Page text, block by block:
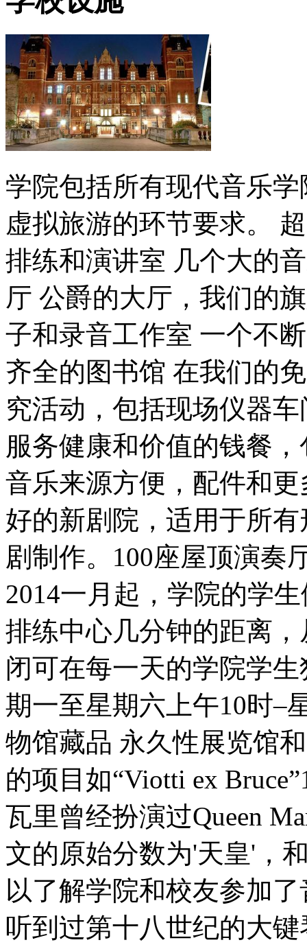
学院包括所有现代音乐
虚拟旅游的环节要求。
排练和演讲室 几个大的
厅 公爵的大厅，我们的
子和录音工作室 一个不
齐全的图书馆 在我们的
究活动，包括现场仪器
服务健康和价值的钱餐
音乐来源方便，配件和
好的新剧院，适用于所
剧制作。100座屋顶演奏
2014一月起，学院的学
排练中心几分钟的距离
闭可在每一天的学院学
期一至星期六上午10时–
物馆藏品 永久性展览馆
的项目如“Viotti ex
瓦里曾经扮演过Queen
文的原始分数为'天皇'，
以了解学院和校友参加
听到过第十八世纪的大